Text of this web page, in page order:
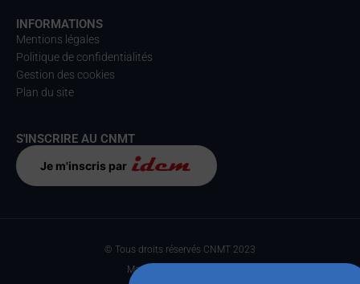
INFORMATIONS
Mentions légales
Politique de confidentialités
Gestion des cookies
Plan du site
S'INSCRIRE AU CNMT
Je m'inscris par
© Tous droits réservés CNMT 2023
Made with